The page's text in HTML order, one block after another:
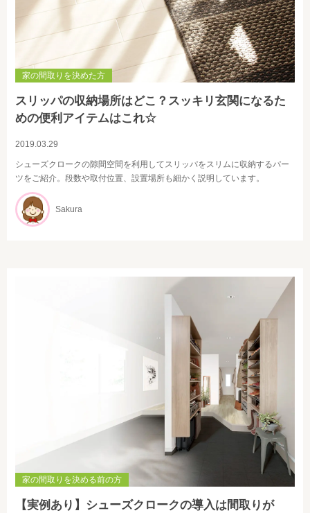
家の間取りを決めた方
スリッパの収納場所はどこ？スッキリ玄関になるた
めの便利アイテムはこれ☆
2019.03.29
シューズクロークの隙間空間を利用してスリッパをスリムに収納するパー
ツをご紹介。段数や取付位置、設置場所も細かく説明しています。
Sakura
家の間取りを決める前の方
【実例あり】シューズクロークの導入は間取りが